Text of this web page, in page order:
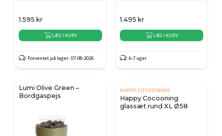
1.595 kr
LÆG I KURV
Forventet på lager: 07-08-2026
1.495 kr
LÆG I KURV
6-7 uger
Lumi Olive Green –
Bordgaspejs
HAPPY COCOONING
Happy Cocooning
glassæt rund XL Ø58